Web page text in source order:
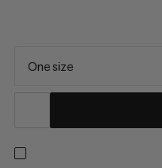
One size